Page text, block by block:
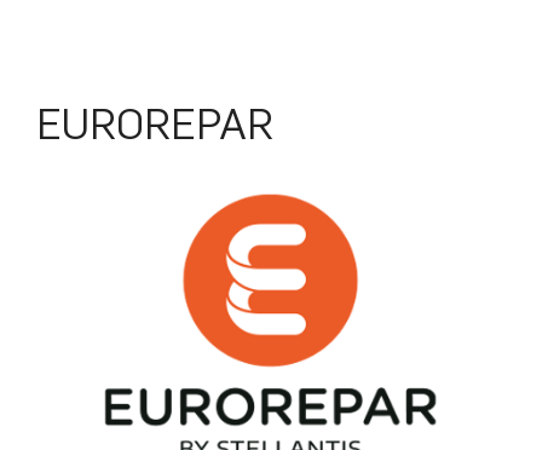
EUROREPAR